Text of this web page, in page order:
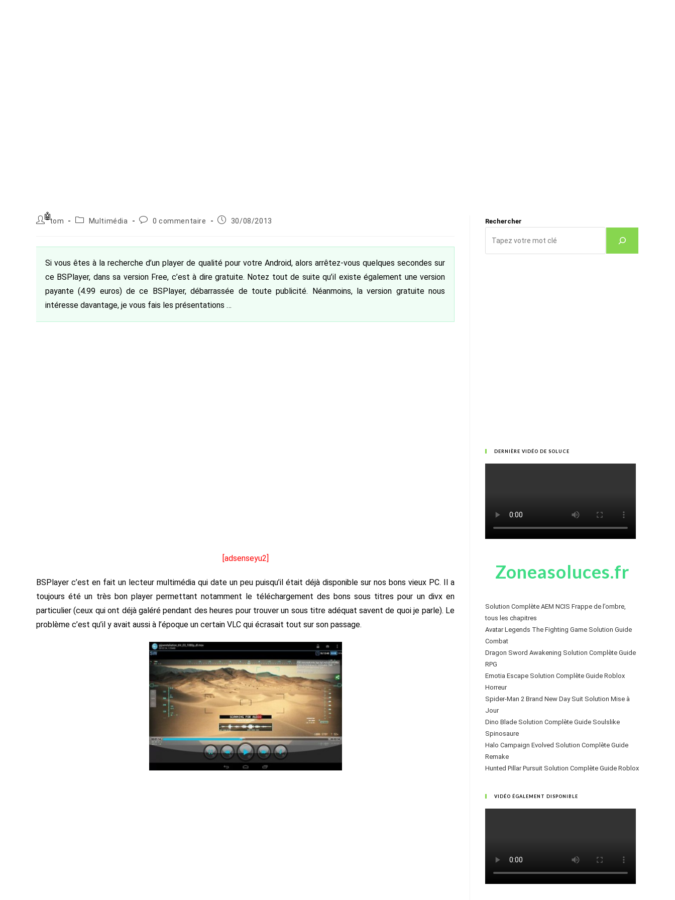
Auteur/autrice
publication :
tom
PostMultimédia
Commentaires
publication :
0 commentaire
Publication
30/08/2013
Si vous êtes à la recherche d’un player de qualité pour votre Android, alors arrêtez-vous quelques secondes sur
ce BSPlayer, dans sa version Free, c’est à dire gratuite. Notez tout de suite qu’il existe également une version
payante (4.99 euros) de ce BSPlayer, débarrassée de toute publicité. Néanmoins, la version gratuite nous
intéresse davantage, je vous fais les présentations …
[adsenseyu2]
BSPlayer c’est en fait un lecteur multimédia qui date un peu puisqu’il était déjà disponible sur nos bons vieux PC. Il a
toujours été un très bon player permettant notamment le téléchargement des bons sous titres pour un divx en
particulier (ceux qui ont déjà galéré pendant des heures pour trouver un sous titre adéquat savent de quoi je parle). Le
problème c’est qu’il y avait aussi à l’époque un certain VLC qui écrasait tout sur son passage.
Rechercher
DERNIÈRE VIDÉO DE SOLUCE
Zoneasoluces.fr
Solution Complète AEM NCIS Frappe de l’ombre,
tous les chapitres
Avatar Legends The Fighting Game Solution Guide
Combat
Dragon Sword Awakening Solution Complète Guide
RPG
Emotia Escape Solution Complète Guide Roblox
Horreur
Spider-Man 2 Brand New Day Suit Solution Mise à
Jour
Dino Blade Solution Complète Guide Soulslike
Spinosaure
Halo Campaign Evolved Solution Complète Guide
Remake
Hunted Pillar Pursuit Solution Complète Guide Roblox
VIDÉO ÉGALEMENT DISPONIBLE